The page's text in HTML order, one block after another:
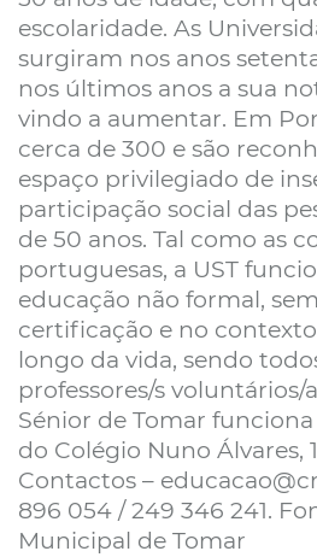
escolaridade. As
surgiram nos anos
nos últimos anos a sua
vindo a aumentar. Em
cerca de 300 e são
espaço privilegiado de
participação social das
de 50 anos. Tal como as
portuguesas, a UST
educação não formal,
certificação e no
longo da vida, sendo
professores/s voluntários/
Sénior de Tomar
do Colégio Nuno Álvares,
Contactos –
896 054 / 249 346 241.
Municipal de Tomar